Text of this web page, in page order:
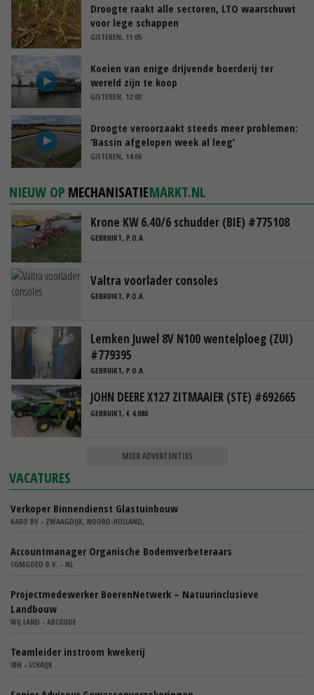
Droogte raakt alle sectoren, LTO waarschuwt
voor lege schappen
GISTEREN, 11:05
Koeien van enige drijvende boerderij ter
wereld zijn te koop
GISTEREN, 12:00
Droogte veroorzaakt steeds meer problemen:
‘Bassin afgelopen week al leeg’
GISTEREN, 14:06
NIEUW OP MECHANISATIEMARKT.NL
Krone KW 6.40/6 schudder (BIE) #775108
GEBRUIKT, P.O.A.
Valtra voorlader consoles
GEBRUIKT, P.O.A.
Lemken Juwel 8V N100 wentelploeg (ZUI)
#779395
GEBRUIKT, P.O.A.
JOHN DEERE X127 ZITMAAIER (STE) #692665
GEBRUIKT, € 4.080
MEER ADVERTENTIES
VACATURES
Verkoper Binnendienst Glastuinbouw
KARO BV - ZWAAGDIJK, NOORD-HOLLAND,
Accountmanager Organische Bodemverbeteraars
COMGOED B.V. - NL
Projectmedewerker BoerenNetwerk – Natuurinclusieve
Landbouw
WIJ.LAND - ABCOUDE
Teamleider instroom kwekerij
IBN - SCHAIJK